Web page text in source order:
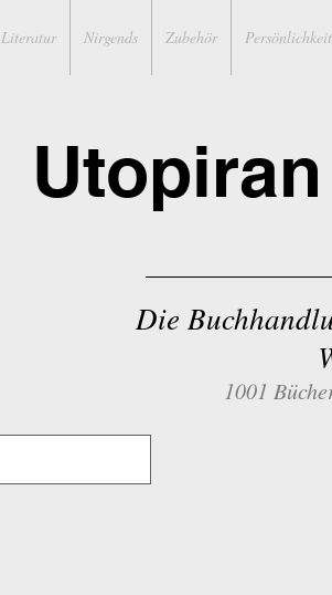
Literatur Nirgends Zubehör
Utopiran
Die
1001